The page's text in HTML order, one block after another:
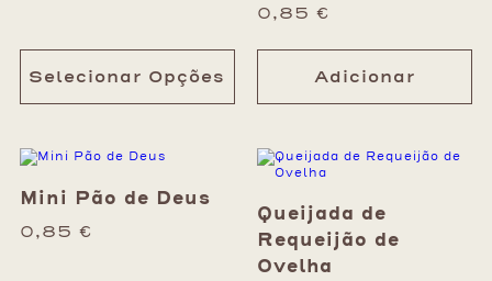
Selecionar Opções
0,85 €
Adicionar
Mini Pão de Deus
0,85 €
Queijada de
Requeijão de
Ovelha